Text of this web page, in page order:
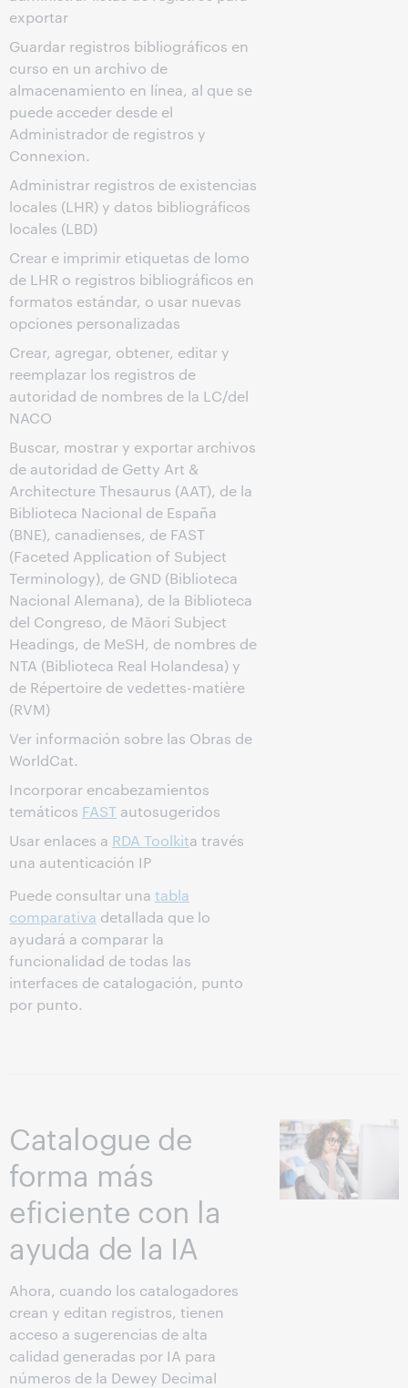
exportar
Guardar registros bibliográficos en
curso en un archivo de
almacenamiento en línea, al que se
puede acceder desde el
Administrador de registros y
Connexion.
Administrar registros de existencias
locales (LHR) y datos bibliográficos
locales (LBD)
Crear e imprimir etiquetas de lomo
de LHR o registros bibliográficos en
formatos estándar, o usar nuevas
opciones personalizadas
Crear, agregar, obtener, editar y
reemplazar los registros de
autoridad de nombres de la LC/del
NACO
Buscar, mostrar y exportar archivos
de autoridad de Getty Art &
Architecture Thesaurus (AAT), de la
Biblioteca Nacional de España
(BNE), canadienses, de FAST
(Faceted Application of Subject
Terminology), de GND (Biblioteca
Nacional Alemana), de la Biblioteca
del Congreso, de Māori Subject
Headings, de MeSH, de nombres de
NTA (Biblioteca Real Holandesa) y
de Répertoire de vedettes-matière
(RVM)
Ver información sobre las Obras de
WorldCat.
Incorporar encabezamientos
temáticos FAST autosugeridos
Usar enlaces a RDA Toolkita través
una autenticación IP
Puede consultar una tabla
comparativa detallada que lo
ayudará a comparar la
funcionalidad de todas las
interfaces de catalogación, punto
por punto.
Catalogue de
forma más
eficiente con la
ayuda de la IA
Ahora, cuando los catalogadores
crean y editan registros, tienen
acceso a sugerencias de alta
calidad generadas por IA para
números de la Dewey Decimal